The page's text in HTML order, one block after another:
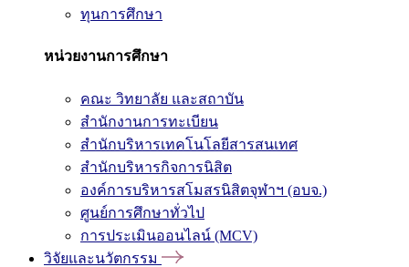
ทุนการศึกษา
หน่วยงานการศึกษา
คณะ วิทยาลัย และสถาบัน
สำนักงานการทะเบียน
สำนักบริหารเทคโนโลยีสารสนเทศ
สำนักบริหารกิจการนิสิต
องค์การบริหารสโมสรนิสิตจุฬาฯ (อบจ.)
ศูนย์การศึกษาทั่วไป
การประเมินออนไลน์ (MCV)
วิจัยและนวัตกรรม